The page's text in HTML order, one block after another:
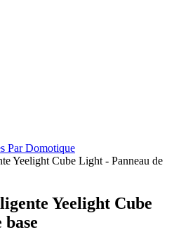
Par Domotique
Yeelight Cube Light - Panneau de
Yeelight Cube